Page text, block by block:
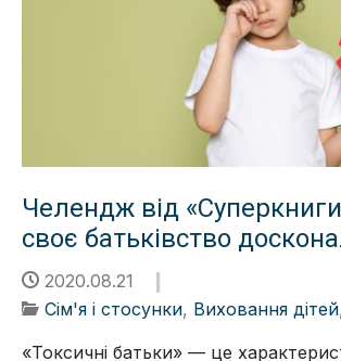
Челендж від
своє батьківство
2020.08.21
Сім'я і стосунки, Виховання дітей
«Токсичні батьки» — це